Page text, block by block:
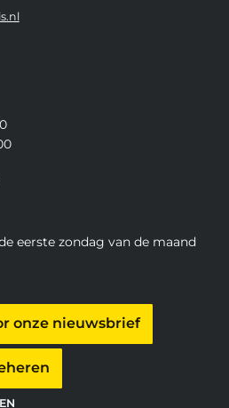
eerste zondag van de maand
onze nieuwsbrief